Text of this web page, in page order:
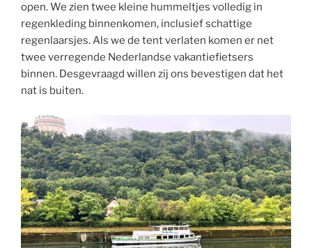
open. We zien twee kleine hummeltjes volledig in
regenkleding binnenkomen, inclusief schattige
regenlaarsjes. Als we de tent verlaten komen er net
twee verregende Nederlandse vakantiefietsers
binnen. Desgevraagd willen zij ons bevestigen dat het
nat is buiten.